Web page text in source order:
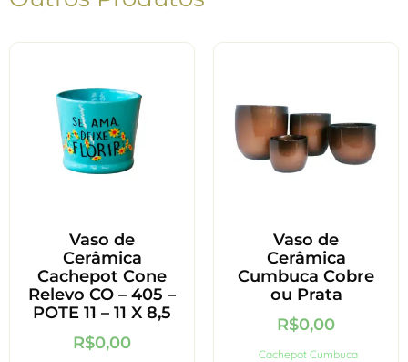
Vaso de
Cerâmica
Cachepot Cone
Relevo CO – 405 –
POTE 11 – 11 X 8,5
R$0,00
Vaso de
Cerâmica
Cumbuca Cobre
ou Prata
R$0,00
Cachepot Cumbuca